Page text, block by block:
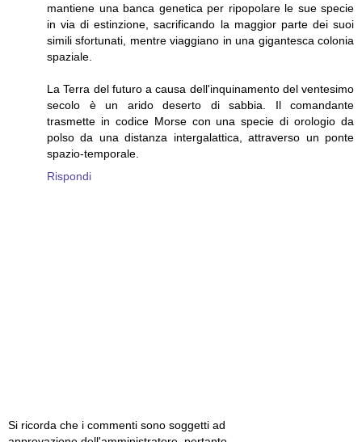
mantiene una banca genetica per ripopolare le sue specie
in via di estinzione, sacrificando la maggior parte dei suoi
simili sfortunati, mentre viaggiano in una gigantesca colonia
spaziale.
La Terra del futuro a causa dell'inquinamento del ventesimo
secolo è un arido deserto di sabbia. Il comandante
trasmette in codice Morse con una specie di orologio da
polso da una distanza intergalattica, attraverso un ponte
spazio-temporale.
Rispondi
Si ricorda che i commenti sono soggetti ad